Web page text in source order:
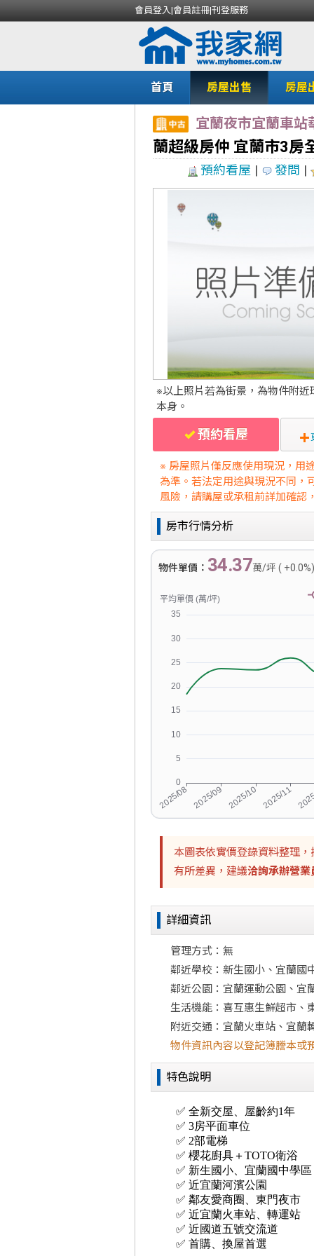
會員登入|會員註冊|刊登服務
首頁 房屋出售 房屋
宜蘭夜市宜蘭車站
蘭超級房仲 宜蘭市3房
預約看屋 | 發問 |
※以上照片若為街景，為物件附近
本身。
預約看屋
※ 房屋照片僅反應使用現況，用
為準。若法定用途與現況不同，
風險，請購屋或承租前詳加確認
房市行情分析
物件單價： 34.37萬/坪 (
本圖表依實價登錄資料整理
有所差異，建議洽詢承辦營業
詳細資訊
管理方式：無
鄰近學校：新生國小、宜蘭國
鄰近公園：宜蘭運動公園、宜
生活機能：喜互惠生鮮超市、
附近交通：宜蘭火車站、宜蘭
物件資訊內容以登記簿謄本或
特色說明